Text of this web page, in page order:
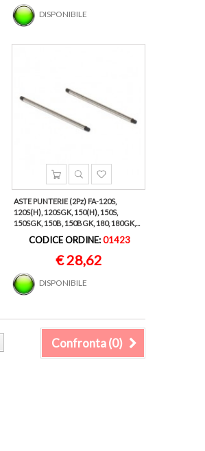
DISPONIBILE
ASTE PUNTERIE (2Pz) FA-120S,
120S(H), 120SGK, 150(H), 150S,
150SGK, 150B, 150BGK, 180, 180GK,...
CODICE ORDINE:01423
€ 28,62
DISPONIBILE
Confronta (0)